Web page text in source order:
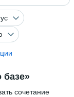
базе»
сочетание